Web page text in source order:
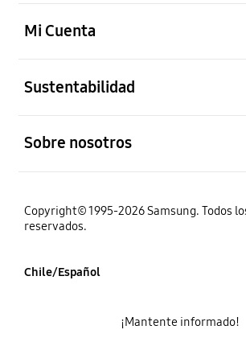
Mi Cuenta
Sustentabilidad
Sobre nosotros
Copyright© 1995-2026 Samsung. Todos
reservados.
Chile/Español
¡Mantente informado!